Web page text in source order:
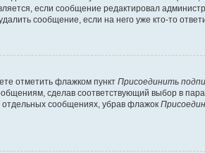
если сообщение редактировал
сообщение, если на него уже кто-то
отметить флажком пункт Присоединить
сделав соответствующий выбор в
сообщениях, убрав флажок